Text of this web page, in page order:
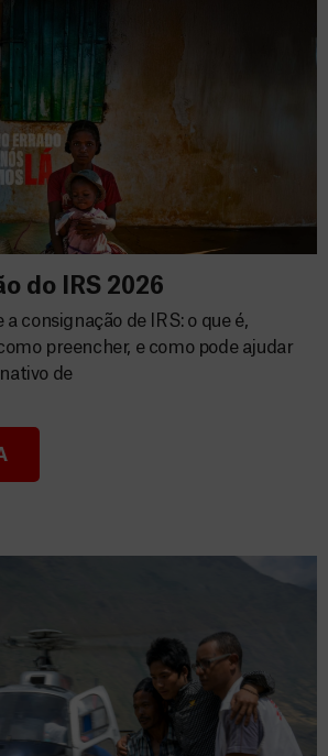
do IRS 2026
do IRS 2026
a consignação de IRS: o que é,
preencher, e como pode ajudar
de